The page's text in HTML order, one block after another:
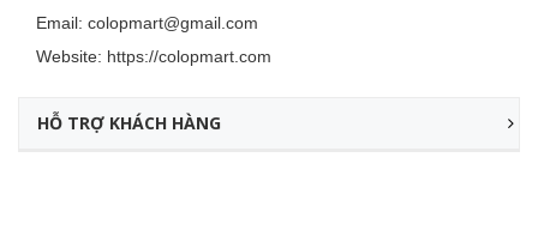
Email: colopmart@gmail.com
Website: https://colopmart.com
HỖ TRỢ KHÁCH HÀNG